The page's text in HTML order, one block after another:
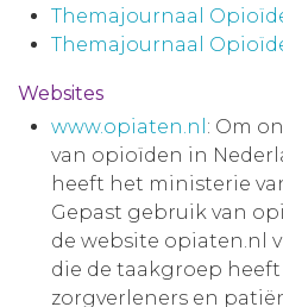
Themajournaal
Themajournaal
Websites
www.opiaten.nl : Om
van opioïden in
heeft het ministerie
Gepast gebruik van
de website opiaten.nl
die de taakgroep
zorgverleners en